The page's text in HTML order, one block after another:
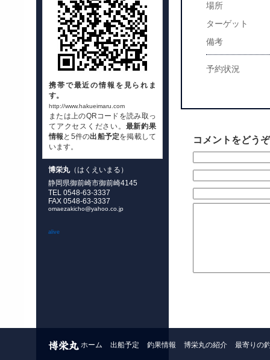
場所
ターゲット
備考
予約状況
コメントをどうぞ
携帯で最近の情報を見られま
す。
http://www.hakueimaru.com
または上のQRコードを読み取っ
てアクセスください。 最新釣果
情報 と5件の出船予定を掲載して
います。
博栄丸（はくえいまる）
静岡県御前崎市御前崎4145
TEL 0548-63-3337
FAX 0548-63-3337
omaezakicho@yahoo.co.jp
alive
ホーム 出船予定 釣果情報 博栄丸の紹介 最寄りの